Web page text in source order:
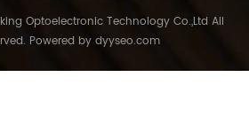
Optoelectronic Technology Co.,Ltd All
Powered by dyyseo.com